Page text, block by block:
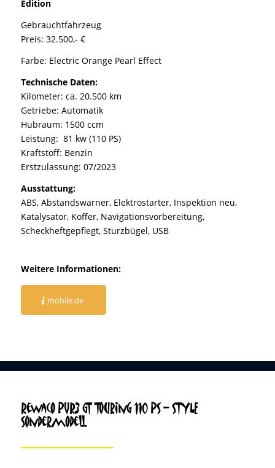
Edition
Gebrauchtfahrzeug
Preis: 32.500,- €
Farbe: Electric Orange Pearl Effect
Technische Daten:
Kilometer: ca. 20.500 km
Getriebe: Automatik
Hubraum: 1500 ccm
Leistung: 81 kw (110 PS)
Kraftstoff: Benzin
Erstzulassung: 07/2023
Ausstattung:
ABS, Abstandswarner, Elektrostarter, Inspektion neu,
Katalysator, Koffer, Navigationsvorbereitung,
Scheckheftgepflegt, Sturzbügel, USB
Weitere Informationen:
mobile.de
Rewaco PUR3 GT Touring 110 PS – STYLE
Sondermodell